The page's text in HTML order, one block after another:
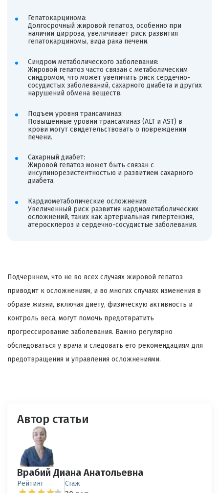
Гепатокарцинома:
Долгосрочный жировой гепатоз, особенно при
наличии цирроза, увеличивает риск развития
гепатокарциномы, вида рака печени.
Синдром метаболического заболевания:
Жировой гепатоз часто связан с метаболическим
синдромом, что может увеличить риск сердечно-
сосудистых заболеваний, сахарного диабета и других
нарушений обмена веществ.
Подъем уровня трансаминаз:
Повышенные уровни трансаминаз (ALT и AST) в
крови могут свидетельствовать о повреждении
печени.
Сахарный диабет:
Жировой гепатоз может быть связан с
инсулинорезистентностью и развитием сахарного
диабета.
Кардиометаболические осложнения:
Увеличенный риск развития кардиометаболических
осложнений, таких как артериальная гипертензия,
атеросклероз и сердечно-сосудистые заболевания.
Подчеркнем, что не во всех случаях жировой гепатоз
приводит к осложнениям, и во многих случаях изменения в
образе жизни, включая диету, физическую активность и
контроль веса, могут помочь предотвратить
прогрессирование заболевания. Важно регулярно
обследоваться у врача и следовать его рекомендациям для
предотвращения и управления осложнениями.
Автор статьи
Врабий Диана Анатольевна
Рейтинг Стаж